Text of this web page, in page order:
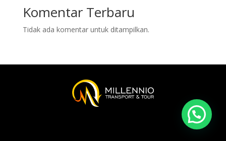
Komentar Terbaru
Tidak ada komentar untuk ditampilkan.